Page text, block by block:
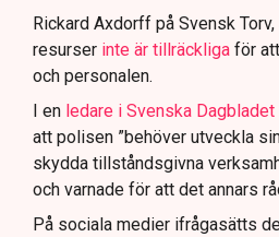
att navigera juridiska
Rickard Axdorff på Svensk
resurser inte är tillräckliga för
och personalen.
I en ledare i Svenska Dagbladet
att polisen ”behöver utveckla
skydda tillståndsgivna
och varnade för att det annars
På sociala medier ifrågasätts